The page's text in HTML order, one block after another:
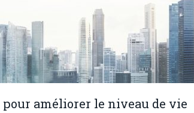
améliorer le niveau de vie